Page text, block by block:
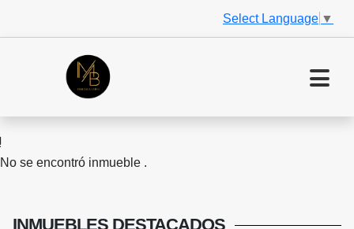
Select Language ▼
No se encontró inmueble .
INMUEBLES DESTACADOS